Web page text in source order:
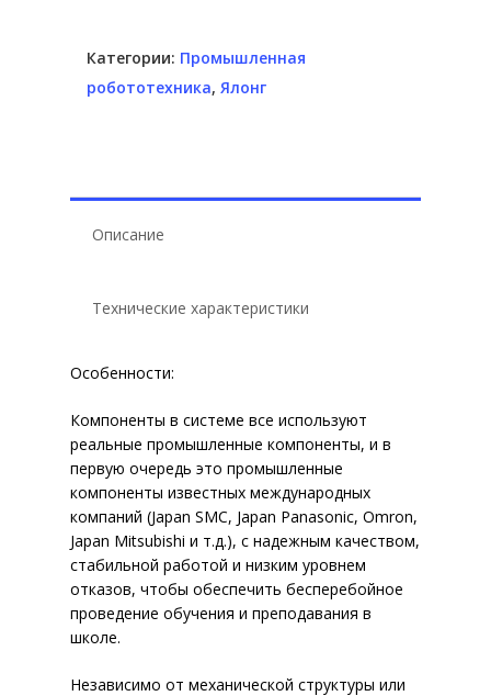
Категории: Промышленная
робототехника, Ялонг
Описание
Технические характеристики
Особенности:
Компоненты в системе все используют
реальные промышленные компоненты, и в
первую очередь это промышленные
компоненты известных международных
компаний (Japan SMC, Japan Panasonic, Omron,
Japan Mitsubishi и т.д.), с надежным качеством,
стабильной работой и низким уровнем
отказов, чтобы обеспечить бесперебойное
проведение обучения и преподавания в
школе.
Независимо от механической структуры или
ПРОМЫШЛЕННАЯ
КОМПЬЮТЕРЫ И СЕРВЕРЫ